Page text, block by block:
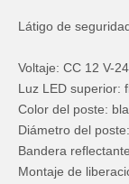
Látigo de
Voltaje: CC 12 V-24
Luz LED superior:
Color del poste:
Diámetro del
Bandera
Montaje de